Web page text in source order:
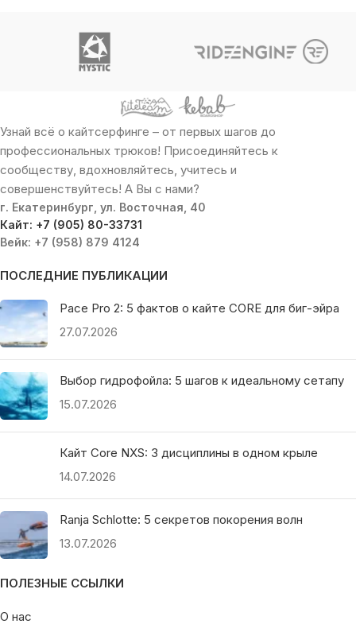
Узнай всё о кайтсерфинге – от первых шагов до
профессиональных трюков! Присоединяйтесь к
сообществу, вдохновляйтесь, учитесь и
совершенствуйтесь! А Вы с нами?
г. Екатеринбург, ул. Восточная, 40
Кайт: +7 (905) 80-33731
Вейк: +7 (958) 879 4124
ПОСЛЕДНИЕ ПУБЛИКАЦИИ
Pace Pro 2: 5 фактов о кайте CORE для биг-эйра
27.07.2026
Выбор гидрофойла: 5 шагов к идеальному сетапу
15.07.2026
Кайт Core NXS: 3 дисциплины в одном крыле
14.07.2026
Ranja Schlotte: 5 секретов покорения волн
13.07.2026
ПОЛЕЗНЫЕ ССЫЛКИ
О нас